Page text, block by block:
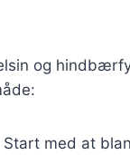
og
Start med at